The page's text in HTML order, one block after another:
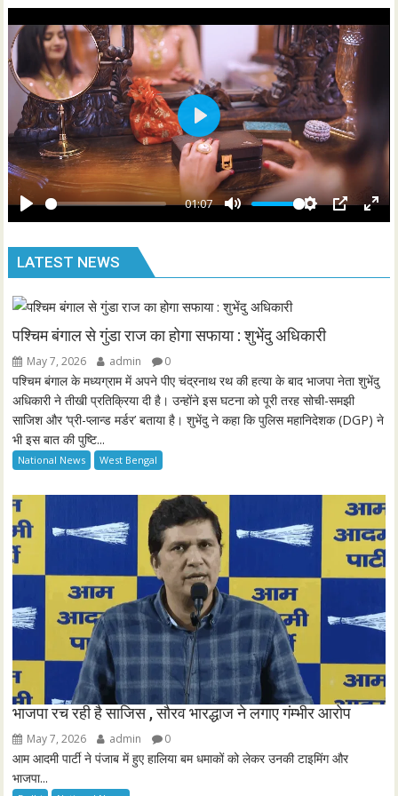
i
n
g
s
r
f
e
e
P
l
a
01:07
M
S
n
s
P
E
l
s
e
n
P
l
a
y
LATEST NEWS
पश्चिम बंगाल से गुंडा राज का होगा सफाया : शुभेंदु अधिकारी
May 7, 2026 admin 0
पश्चिम बंगाल के मध्यग्राम में अपने पीए चंद्रनाथ रथ की हत्या के बाद भाजपा नेता शुभेंदु
अधिकारी ने तीखी प्रतिक्रिया दी है। उन्होंने इस घटना को पूरी तरह सोची-समझी
साजिश और ‘प्री-प्लान्ड मर्डर’ बताया है। शुभेंदु ने कहा कि पुलिस महानिदेशक (DGP) ने
भी इस बात की पुष्टि...
National News West Bengal
भाजपा रच रही है साजिस , सौरव भारद्धाज ने लगाए गंम्भीर आरोप
May 7, 2026 admin 0
आम आदमी पार्टी ने पंजाब में हुए हालिया बम धमाकों को लेकर उनकी टाइमिंग और
भाजपा...